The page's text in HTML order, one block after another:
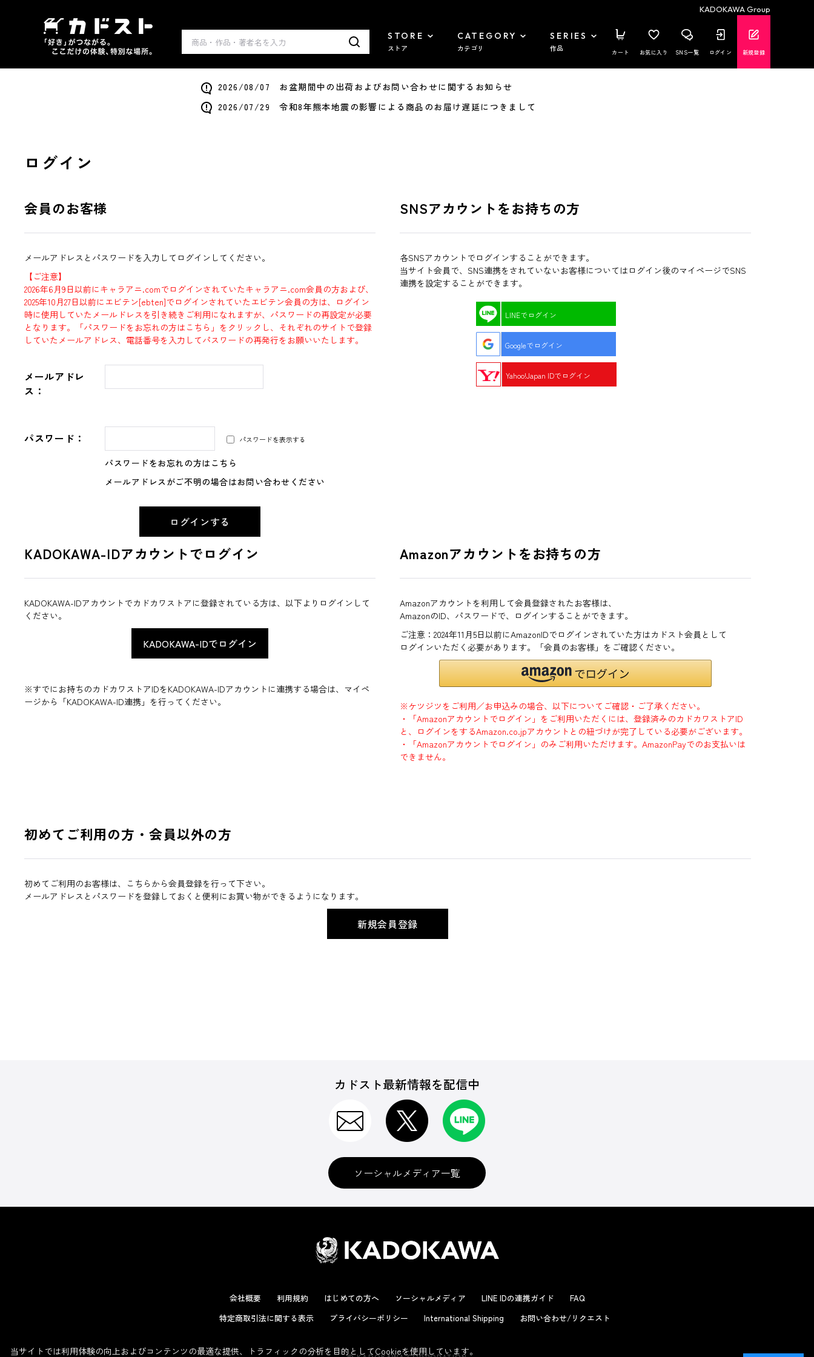
KADOKAWA Group
STORE
ストア
CATEGORY
カテゴリ
SERIES
作品 カート お気に入り SNS一覧 ログイン 新規登録
2026/08/07 お盆期間中の出荷およびお問い合わせに関するお知らせ
2026/07/29 令和8年熊本地震の影響による商品のお届け遅延につきまして
ログイン
会員のお客様
メールアドレスとパスワードを入力してログインしてください。
【ご注意】
2026年6月9日以前にキャラアニ.comでログインされていたキャラアニ.com会員の方および、
2025年10月27日以前にエビテン[ebten]でログインされていたエビテン会員の方は、ログイン
時に使用していたメールドレスを引き続きご利用になれますが、パスワードの再設定が必要
となります。「パスワードをお忘れの方はこちら」をクリックし、それぞれのサイトで登録
していたメールアドレス、電話番号を入力してパスワードの再発行をお願いいたします。
メールアドレ
ス：
パスワード： パスワードを表示する
パスワードをお忘れの方はこちら
メールアドレスがご不明の場合はお問い合わせください
KADOKAWA-IDアカウントでログイン
KADOKAWA-IDアカウントでカドカワストアに登録されている方は、以下よりログインして
ください。
※すでにお持ちのカドカワストアIDをKADOKAWA-IDアカウントに連携する場合は、マイペ
ージから「KADOKAWA-ID連携」を行ってください。
SNSアカウントをお持ちの方
各SNSアカウントでログインすることができます。
当サイト会員で、SNS連携をされていないお客様についてはログイン後のマイページでSNS
連携を設定することができます。
LINEでログイン
Googleでログイン
Yahoo!Japan IDでログイン
Amazonアカウントをお持ちの方
Amazonアカウントを利用して会員登録されたお客様は、
AmazonのID、パスワードで、ログインすることができます。
ご注意：2024年11月5日以前にAmazonIDでログインされていた方はカドスト会員として
ログインいただく必要があります。「会員のお客様」をご確認ください。
※ケツジツをご利用／お申込みの場合、以下についてご確認・ご了承ください。
・「Amazonアカウントでログイン」をご利用いただくには、登録済みのカドカワストアID
と、ログインをするAmazon.co.jpアカウントとの紐づけが完了している必要がございます。
・「Amazonアカウントでログイン」のみご利用いただけます。AmazonPayでのお支払いは
できません。
初めてご利用の方・会員以外の方
初めてご利用のお客様は、こちらから会員登録を行って下さい。
メールアドレスとパスワードを登録しておくと便利にお買い物ができるようになります。
カドスト最新情報を配信中
ソーシャルメディア一覧
会社概要 利用規約 はじめての方へ ソーシャルメディア LINE IDの連携ガイド
FAQ
特定商取引法に関する表示
プライバシーポリシー International Shipping お問い合わせ/リクエスト
当サイトでは利用体験の向上およびコンテンツの最適な提供、トラフィックの分析を目的としてCookieを使用しています。